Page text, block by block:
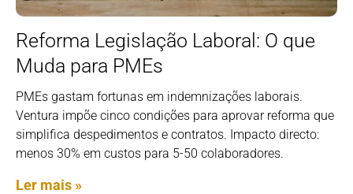
Reforma Legislação Laboral: O que
Muda para PMEs
PMEs gastam fortunas em indemnizações laborais.
Ventura impõe cinco condições para aprovar reforma que
simplifica despedimentos e contratos. Impacto directo:
menos 30% em custos para 5-50 colaboradores.
Ler mais »